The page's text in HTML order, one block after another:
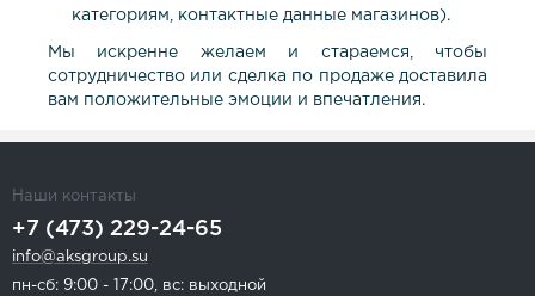
категориям, контактные данные магазинов).
Мы искренне желаем и стараемся, чтобы
сотрудничество или сделка по продаже доставила
вам положительные эмоции и впечатления.
Наши контакты
+7 (473) 229-24-65
info@aksgroup.su
пн-сб: 9:00 - 17:00, вс: выходной